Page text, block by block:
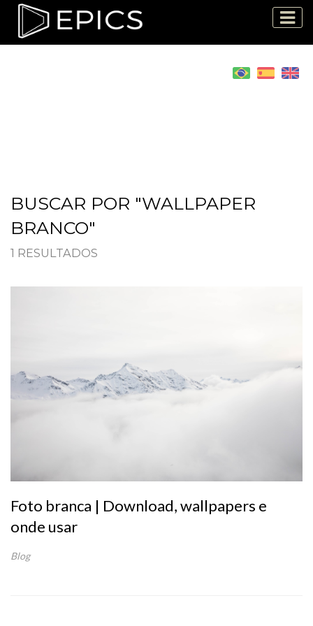
BUSCAR POR "WALLPAPER
BRANCO"
1 RESULTADOS
Foto branca | Download, wallpapers e
onde usar
Blog